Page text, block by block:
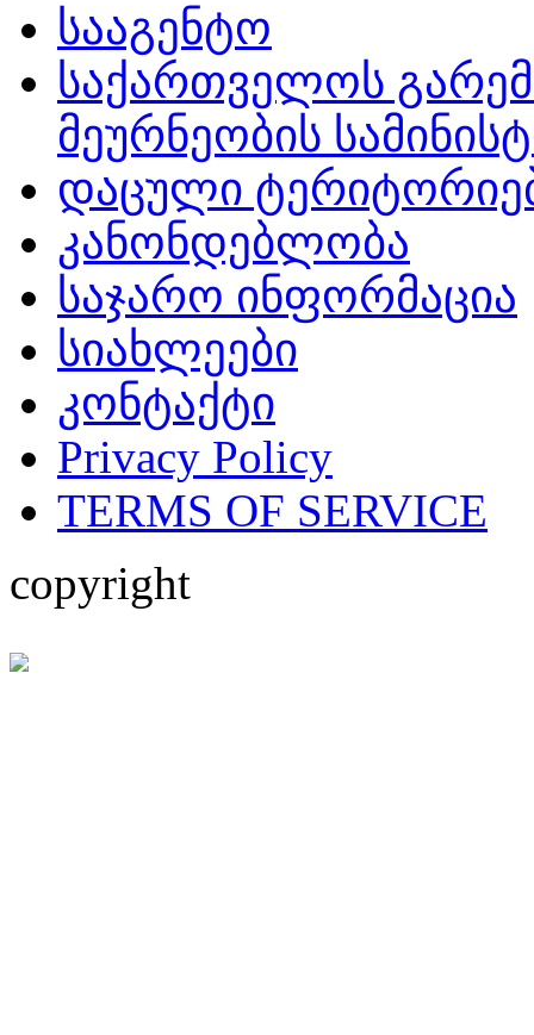
სააგენტო
საქართველოს
მეურნეობის
დაცული
კანონდებლობა
საჯარო ინფორმაცია
სიახლეები
კონტაქტი
Privacy Policy
TERMS OF SERVICE
copyright